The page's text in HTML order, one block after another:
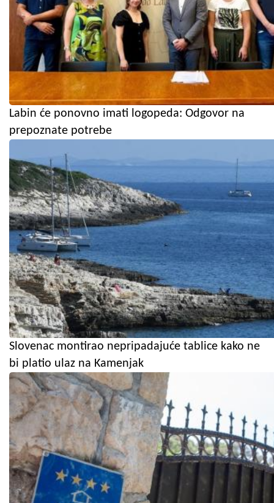
Labin će ponovno imati logopeda: Odgovor na
prepoznate potrebe
Slovenac montirao nepripadajuće tablice kako ne
bi platio ulaz na Kamenjak